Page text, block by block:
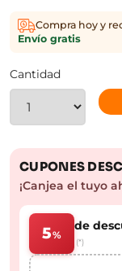
Compra hoy y
Envío gratis
Cantidad
CUPONES
¡Canjea el tuyo
5%
de
(*)